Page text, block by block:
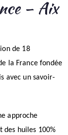
– Aix
de 18
la France fondée
avec un savoir-
approche
huiles 100%